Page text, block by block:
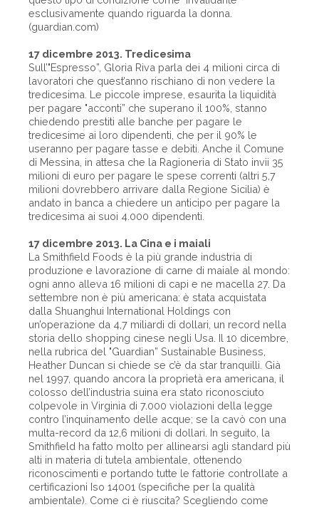
esclusivamente quando riguarda la donna.
(guardian.com)
17 dicembre 2013. Tredicesima
Sull’"Espresso”, Gloria Riva parla dei 4 milioni circa di
lavoratori che quest’anno rischiano di non vedere la
tredicesima. Le piccole imprese, esaurita la liquidità
per pagare "acconti” che superano il 100%, stanno
chiedendo prestiti alle banche per pagare le
tredicesime ai loro dipendenti, che per il 90% le
useranno per pagare tasse e debiti. Anche il Comune
di Messina, in attesa che la Ragioneria di Stato invii 35
milioni di euro per pagare le spese correnti (altri 5,7
milioni dovrebbero arrivare dalla Regione Sicilia) è
andato in banca a chiedere un anticipo per pagare la
tredicesima ai suoi 4.000 dipendenti.
17 dicembre 2013. La Cina e i maiali
La Smithfield Foods è la più grande industria di
produzione e lavorazione di carne di maiale al mondo:
ogni anno alleva 16 milioni di capi e ne macella 27. Da
settembre non è più americana: è stata acquistata
dalla Shuanghui International Holdings con
un’operazione da 4,7 miliardi di dollari, un record nella
storia dello shopping cinese negli Usa. Il 10 dicembre,
nella rubrica del "Guardian” Sustainable Business,
Heather Duncan si chiede se c’è da star tranquilli. Già
nel 1997, quando ancora la proprietà era americana, il
colosso dell’industria suina era stato riconosciuto
colpevole in Virginia di 7.000 violazioni della legge
contro l’inquinamento delle acque; se la cavò con una
multa-record da 12,6 milioni di dollari. In seguito, la
Smithfield ha fatto molto per allinearsi agli standard più
alti in materia di tutela ambientale, ottenendo
riconoscimenti e portando tutte le fattorie controllate a
certificazioni Iso 14001 (specifiche per la qualità
ambientale). Come ci è riuscita? Scegliendo come